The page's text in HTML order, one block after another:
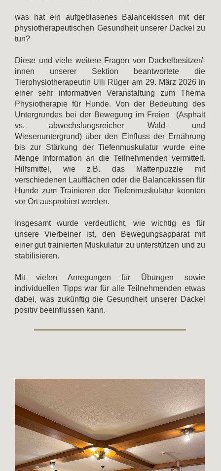
was hat ein aufgeblasenes Balancekissen mit der
physiotherapeutischen Gesundheit unserer Dackel zu
tun?
Diese und viele weitere Fragen von Dackelbesitzer/-
innen unserer Sektion beantwortete die
Tierphysiotherapeutin Ulli Rüger am 29. März 2026 in
einer sehr informativen Veranstaltung zum Thema
Physiotherapie für Hunde. Von der Bedeutung des
Untergrundes bei der Bewegung im Freien (Asphalt
vs. abwechslungsreicher Wald- und
Wiesenuntergrund) über den Einfluss der Ernährung
bis zur Stärkung der Tiefenmuskulatur wurde eine
Menge Information an die Teilnehmenden vermittelt.
Hilfsmittel, wie z.B. das Mattenpuzzle mit
verschiedenen Laufflächen oder die Balancekissen für
Hunde zum Trainieren der Tiefenmuskulatur konnten
vor Ort ausprobiert werden.
Insgesamt wurde verdeutlicht, wie wichtig es für
unsere Vierbeiner ist, den Bewegungsapparat mit
einer gut trainierten Muskulatur zu unterstützen und zu
stabilisieren.
Mit vielen Anregungen für Übungen sowie
individuellen Tipps war für alle Teilnehmenden etwas
dabei, was zukünftig die Gesundheit unserer Dackel
positiv beeinflussen kann.